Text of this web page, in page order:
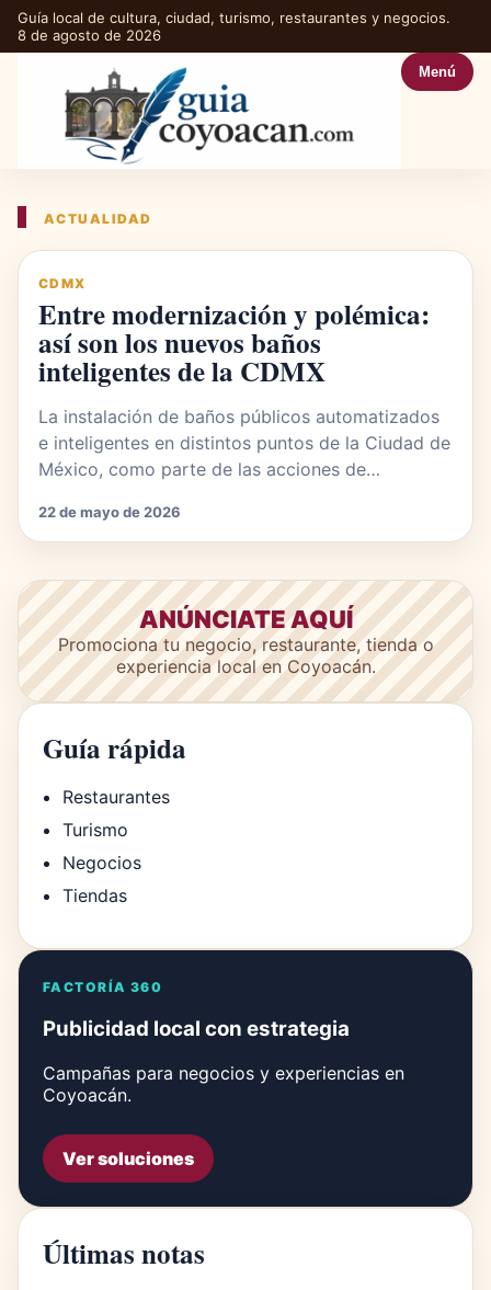
Guía local de cultura, ciudad, turismo, restaurantes y negocios.
8 de agosto de 2026
Menú
ACTUALIDAD
CDMX
Entre modernización y polémica:
así son los nuevos baños
inteligentes de la CDMX
La instalación de baños públicos automatizados
e inteligentes en distintos puntos de la Ciudad de
México, como parte de las acciones de…
22 de mayo de 2026
ANÚNCIATE AQUÍ
Promociona tu negocio, restaurante, tienda o
experiencia local en Coyoacán.
Guía rápida
Restaurantes
Turismo
Negocios
Tiendas
FACTORÍA 360
Publicidad local con estrategia
Campañas para negocios y experiencias en
Coyoacán.
Ver soluciones
Últimas notas